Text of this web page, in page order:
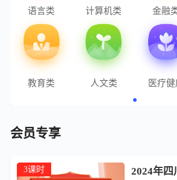
语言类 计算机类 金融
教育类 人文类 医疗
会员专享
3课时
2024年四